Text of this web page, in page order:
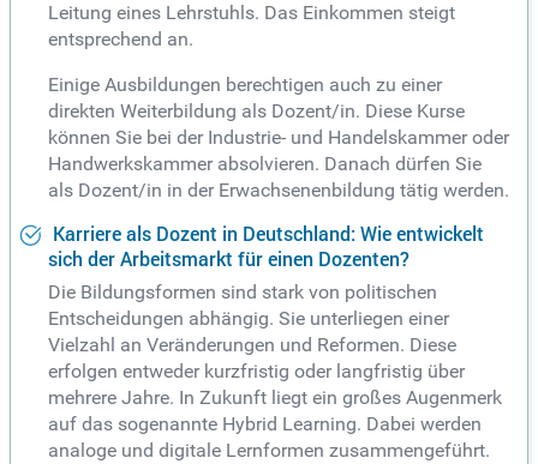
Leitung eines Lehrstuhls. Das Einkommen steigt
entsprechend an.
Einige Ausbildungen berechtigen auch zu einer
direkten Weiterbildung als Dozent/in. Diese Kurse
können Sie bei der Industrie- und Handelskammer oder
Handwerkskammer absolvieren. Danach dürfen Sie
als Dozent/in in der Erwachsenenbildung tätig werden.
Karriere als Dozent in Deutschland: Wie entwickelt
sich der Arbeitsmarkt für einen Dozenten?
Die Bildungsformen sind stark von politischen
Entscheidungen abhängig. Sie unterliegen einer
Vielzahl an Veränderungen und Reformen. Diese
erfolgen entweder kurzfristig oder langfristig über
mehrere Jahre. In Zukunft liegt ein großes Augenmerk
auf das sogenannte Hybrid Learning. Dabei werden
analoge und digitale Lernformen zusammengeführt.